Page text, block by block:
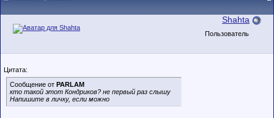
Shahta
Пользователь
Цитата:
Сообщение от PARLAM
кто такой этот Кондриков? не первый раз слышу
Напишите в личку, если можно